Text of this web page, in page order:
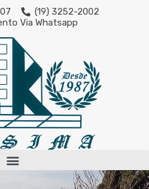
(19) 3252-2002
Via Whatsapp